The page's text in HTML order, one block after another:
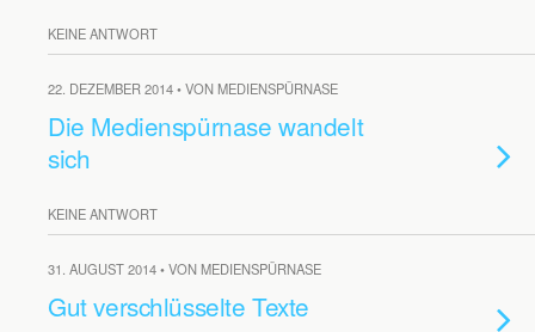
KEINE ANTWORT
22. DEZEMBER 2014 • VON MEDIENSPÜRNASE
Die Medienspürnase wandelt
sich
KEINE ANTWORT
31. AUGUST 2014 • VON MEDIENSPÜRNASE
Gut verschlüsselte Texte